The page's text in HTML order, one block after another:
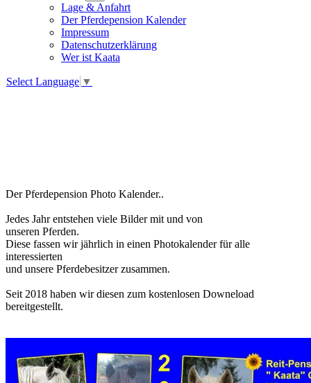
Lage & Anfahrt
Der Pferdepension Kalender
Impressum
Datenschutzerklärung
Wer ist Kaata
Select Language ▼
Der Pferdepension Photo Kalender..
Jedes Jahr entstehen viele Bilder mit und von
unseren Pferden.
Diese fassen wir jährlich in einen Photokalender für alle
interessierten
und unsere Pferdebesitzer zusammen.
Seit 2018 haben wir diesen zum kostenlosen Downeload
bereitgestellt.